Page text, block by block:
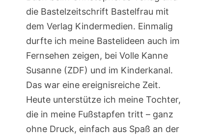
die Bastelzeitschrift Bastelfrau mit
dem Verlag Kindermedien. Einmalig
durfte ich meine Bastelideen auch im
Fernsehen zeigen, bei Volle Kanne
Susanne (ZDF) und im Kinderkanal.
Das war eine ereignisreiche Zeit.
Heute unterstütze ich meine Tochter,
die in meine Fußstapfen tritt – ganz
ohne Druck, einfach aus Spaß an der